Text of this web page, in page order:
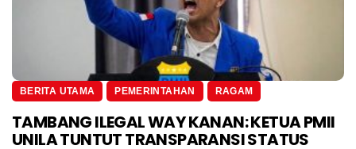
BERITA UTAMA PEMERINTAHAN RAGAM
TAMBANG ILEGAL WAY KANAN: KETUA PMII
UNILA TUNTUT TRANSPARANSI STATUS